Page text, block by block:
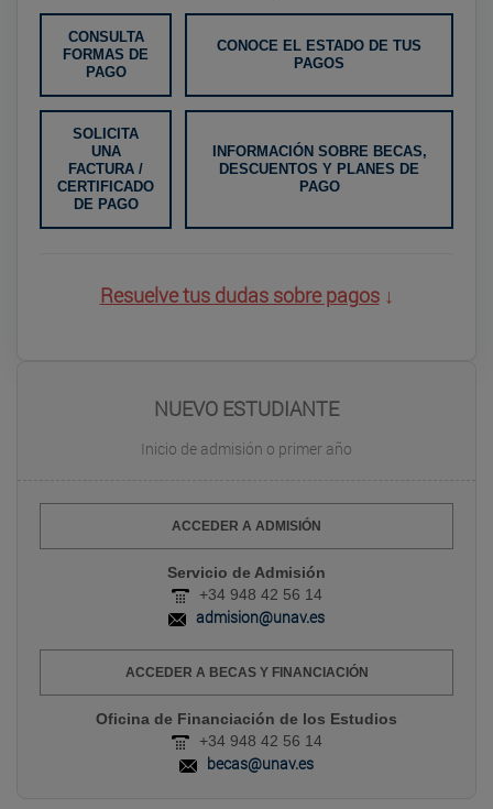
CONSULTA
FORMAS DE
PAGO
CONOCE EL ESTADO DE TUS
PAGOS
SOLICITA
UNA
FACTURA /
CERTIFICADO
DE PAGO
INFORMACIÓN SOBRE BECAS,
DESCUENTOS Y PLANES DE
PAGO
Resuelve tus dudas sobre pagos↓
NUEVO ESTUDIANTE
Inicio de admisión o primer año
ACCEDER A ADMISIÓN
Servicio de Admisión
+34 948 42 56 14
admision@unav.es
ACCEDER A BECAS Y FINANCIACIÓN
Oficina de Financiación de los Estudios
+34 948 42 56 14
becas@unav.es